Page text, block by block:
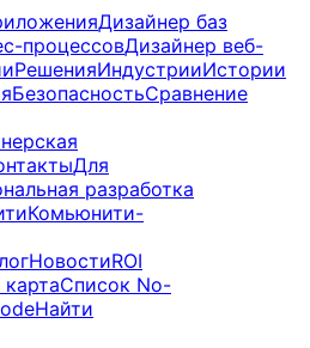
Дизайнер баз
процессовДизайнер веб-
РешенияИндустрииИстории
БезопасностьСравнение
Для
разработка
Комьюнити-
НовостиROI
Список No-
Найти